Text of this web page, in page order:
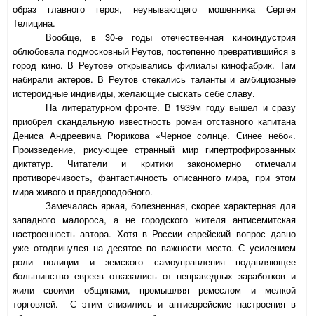
образ главного героя, неунывающего мошенника Сергея
Телицина.
Вообще, в 30-е годы отечественная киноиндустрия
облюбовала подмосковный Реутов, постепенно превратившийся в
город кино. В Реутове открывались филиалы кинофабрик. Там
набирали актеров. В Реутов стекались таланты и амбициозные
истероидные индивиды, желающие сыскать себе славу.
На литературном фронте. В 1939м году вышел и сразу
приобрел скандальную известность роман отставного капитана
Дениса Андреевича Рюрикова «Черное солнце. Синее небо».
Произведение, рисующее странный мир гипертрофированных
диктатур. Читатели и критики закономерно отмечали
противоречивость, фантастичность описанного мира, при этом
мира живого и правдоподобного.
Замечалась яркая, болезненная, скорее характерная для
западного малороса, а не городского жителя антисемитская
настроенность автора. Хотя в России еврейский вопрос давно
уже отодвинулся на десятое по важности место. С усилением
роли полиции и земского самоуправления подавляющее
большинство евреев отказались от неправедных заработков и
жили своими общинами, промышляя ремеслом и мелкой
торговлей. С этим снизились и антиеврейские настроения в